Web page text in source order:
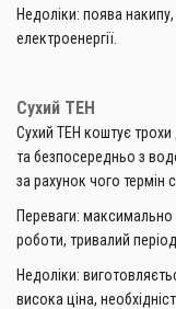
Недоліки: поява
електроенергії.
Сухий ТЕН
Сухий ТЕН коштує трохи
та безпосередньо з
за рахунок чого термін
Переваги: максимально
роботи, тривалий
Недоліки:
висока ціна,